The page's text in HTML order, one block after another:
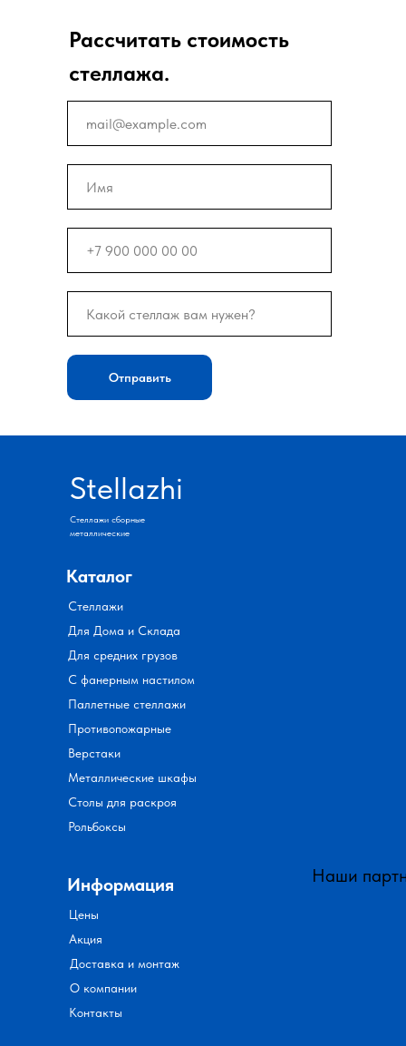
Рассчитать стоимость
стеллажа.
Отправить
Стеллажи сборные
металлические
Stellazhi
Информация
Цены
Акция
Доставка и монтаж
О компании
Контакты
Каталог
Стеллажи
Для Дома и Склада
Для средних грузов
С фанерным настилом
Паллетные стеллажи
Противопожарные
Верстаки
Металлические шкафы
Столы для раскроя
Рольбоксы
Наши